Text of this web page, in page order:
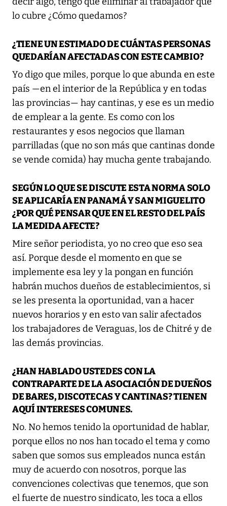
lo cubre ¿Cómo quedamos?
¿TIENE UN ESTIMADO DE CUÁNTAS PERSONAS
QUEDARÍAN AFECTADAS CON ESTE CAMBIO?
Yo digo que miles, porque lo que abunda en este
país —en el interior de la República y en todas
las provincias— hay cantinas, y ese es un medio
de emplear a la gente. Es como con los
restaurantes y esos negocios que llaman
parrilladas (que no son más que cantinas donde
se vende comida) hay mucha gente trabajando.
SEGÚN LO QUE SE DISCUTE ESTA NORMA SOLO
SE APLICARÍA EN PANAMÁ Y SAN MIGUELITO
¿POR QUÉ PENSAR QUE EN EL RESTO DEL PAÍS
LA MEDIDA AFECTE?
Mire señor periodista, yo no creo que eso sea
así. Porque desde el momento en que se
implemente esa ley y la pongan en función
habrán muchos dueños de establecimientos, si
se les presenta la oportunidad, van a hacer
nuevos horarios y en esto van salir afectados
los trabajadores de Veraguas, los de Chitré y de
las demás provincias.
¿HAN HABLADO USTEDES CON LA
CONTRAPARTE DE LA ASOCIACIÓN DE DUEÑOS
DE BARES, DISCOTECAS Y CANTINAS? TIENEN
AQUÍ INTERESES COMUNES.
No. No hemos tenido la oportunidad de hablar,
porque ellos no nos han tocado el tema y como
saben que somos sus empleados nunca están
muy de acuerdo con nosotros, porque las
convenciones colectivas que tenemos, que son
el fuerte de nuestro sindicato, les toca a ellos